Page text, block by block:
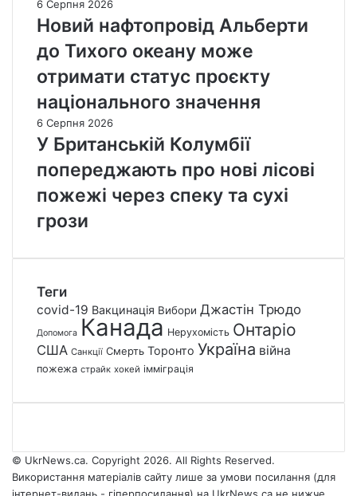
6 Серпня 2026
Новий нафтопровід Альберти
до Тихого океану може
отримати статус проєкту
національного значення
6 Серпня 2026
У Британській Колумбії
попереджають про нові лісові
пожежі через спеку та сухі
грози
Теги
covid-19 Вакцинація Вибори Джастін Трюдо
Допомога Канада Нерухомість Онтаріо
США Санкції Смерть Торонто Україна війна
пожежа страйк хокей імміграція
© UkrNews.ca. Copyright 2026. All Rights Reserved.
Використання матеріалів сайту лише за умови посилання (для